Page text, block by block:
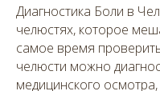
Диагностика Боли в
челюстях, которое
самое время
челюсти можно
медицинского